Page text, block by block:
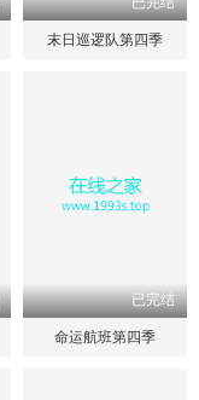
末日巡逻队第四季
已完结
命运航班第四季